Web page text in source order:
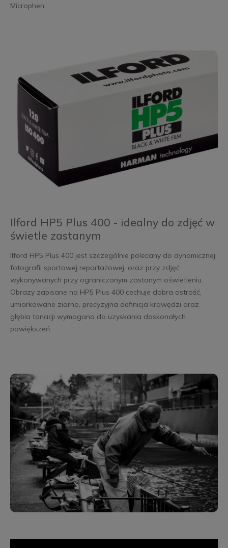
Microphen.
Ilford HP5 Plus 400 - idealny do zdjęć w
świetle zastanym
Ilford HP5 Plus 400 jest szczególnie polecany do dynamicznej
fotografii sportowej reportażowej, oraz przy zdjęć
wykonywanych przy ograniczonym zastanym oświetleniu.
Obrazy zapisane na HP5 Plus 400 cechuje dobra ostrość,
umiarkowane ziarno, precyzyjna definicja krawędzi oraz
głębia tonacji wymagana do uzyskania doskonałych
powiększeń.